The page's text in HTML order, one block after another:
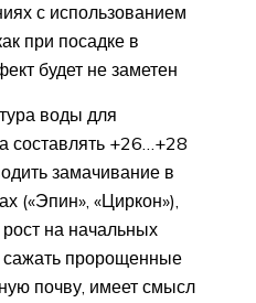
с использованием
при посадке в
будет не заметен
воды для
составлять +26…+28
замачивание в
(«Эпин», «Циркон»),
на начальных
сажать пророщенные
почву, имеет смысл